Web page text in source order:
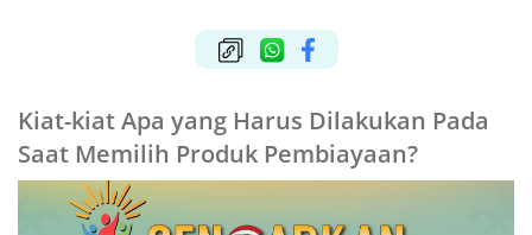
Kiat-kiat Apa yang Harus Dilakukan Pada
Saat Memilih Produk Pembiayaan?